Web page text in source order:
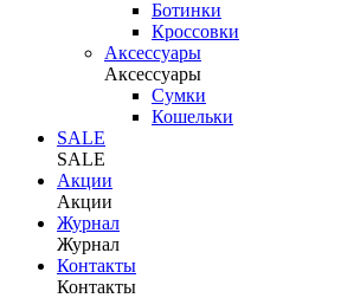
Ботинки
Кроссовки
Аксессуары
Аксессуары
Сумки
Кошельки
SALE
SALE
Акции
Акции
Журнал
Журнал
Контакты
Контакты